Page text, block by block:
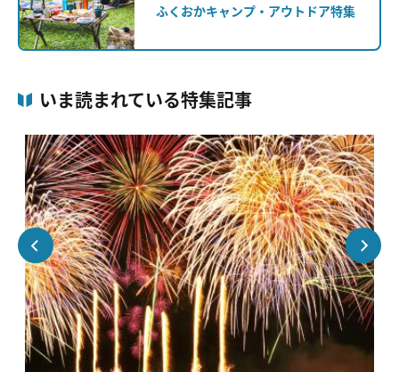
ふくおかキャンプ・アウトドア特集
いま読まれている特集記事